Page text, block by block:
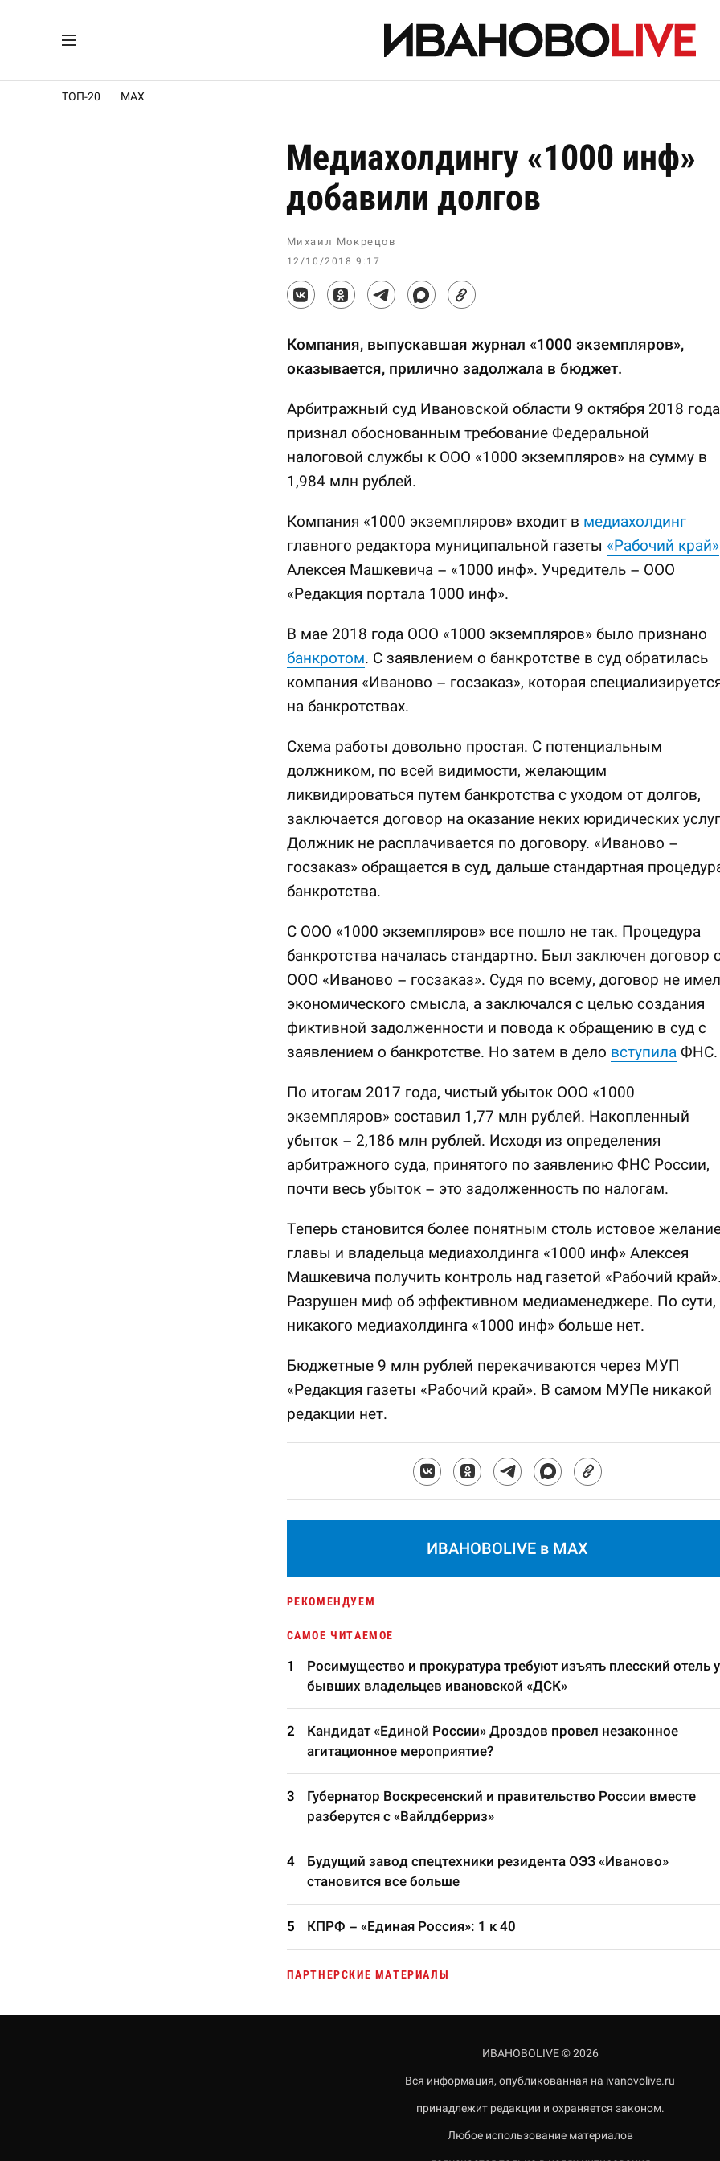
ТОП-20 MAX
Медиахолдингу «1000 инф»
добавили долгов
Михаил Мокрецов
12/10/2018 9:17
Компания, выпускавшая журнал «1000 экземпляров»,
оказывается, прилично задолжала в бюджет.
Арбитражный суд Ивановской области 9 октября 2018 года
признал обоснованным требование Федеральной
налоговой службы к ООО «1000 экземпляров» на сумму в
1,984 млн рублей.
Компания «1000 экземпляров» входит в медиахолдинг
главного редактора муниципальной газеты «Рабочий край»
Алексея Машкевича – «1000 инф». Учредитель – ООО
«Редакция портала 1000 инф».
В мае 2018 года ООО «1000 экземпляров» было признано
банкротом. С заявлением о банкротстве в суд обратилась
компания «Иваново – госзаказ», которая
на банкротствах.
Схема работы довольно простая. С потенциальным
должником, по всей видимости, желающим
ликвидироваться путем банкротства с уходом от долгов,
заключается договор на оказание неких юридических
Должник не расплачивается по договору. «Иваново –
госзаказ» обращается в суд, дальше стандартная
банкротства.
С ООО «1000 экземпляров» все пошло не так. Процедура
банкротства началась стандартно. Был заключен договор
ООО «Иваново – госзаказ». Судя по всему, договор не имел
экономического смысла, а заключался с целью создания
фиктивной задолженности и повода к обращению в суд с
заявлением о банкротстве. Но затем в дело вступилаФНС.
По итогам 2017 года, чистый убыток ООО «1000
экземпляров» составил 1,77 млн рублей. Накопленный
убыток – 2,186 млн рублей. Исходя из определения
арбитражного суда, принятого по заявлению ФНС России,
почти весь убыток – это задолженность по налогам.
Теперь становится более понятным столь истовое
главы и владельца медиахолдинга «1000 инф» Алексея
Машкевича получить контроль над газетой «Рабочий край».
Разрушен миф об эффективном медиаменеджере. По сути,
никакого медиахолдинга «1000 инф» больше нет.
Бюджетные 9 млн рублей перекачиваются через МУП
«Редакция газеты «Рабочий край». В самом МУПе никакой
редакции нет.
ИВАНОВОLIVE в MAX
РЕКОМЕНДУЕМ
САМОЕ ЧИТАЕМОЕ
Росимущество и прокуратура требуют изъять плесский отель у
бывших владельцев ивановской «ДСК»
Кандидат «Единой России» Дроздов провел незаконное
агитационное мероприятие?
Губернатор Воскресенский и правительство России вместе
разберутся с «Вайлдберриз»
Будущий завод спецтехники резидента ОЭЗ «Иваново»
становится все больше
КПРФ – «Единая Россия»: 1 к 40
ПАРТНЕРСКИЕ МАТЕРИАЛЫ
ИВАНОВОLIVE © 2026
Вся информация, опубликованная на ivanovolive.ru
принадлежит редакции и охраняется законом.
Любое использование материалов